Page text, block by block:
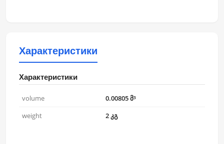
Характеристики
Характеристики
volume
0.00805 მ³
weight
2 კგ